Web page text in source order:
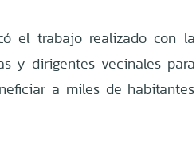
el trabajo realizado con la
y dirigentes vecinales para
a miles de habitantes